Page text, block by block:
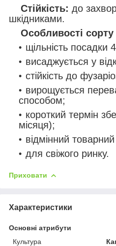
Стійкість: до
шкідниками.
Особливості сорту
щільність посадки
висаджується у
стійкість до
вирощується
способом;
короткий термін
місяця);
відмінний
для свіжого ринку.
Приховати
Характеристики
Основні атрибути
Культура